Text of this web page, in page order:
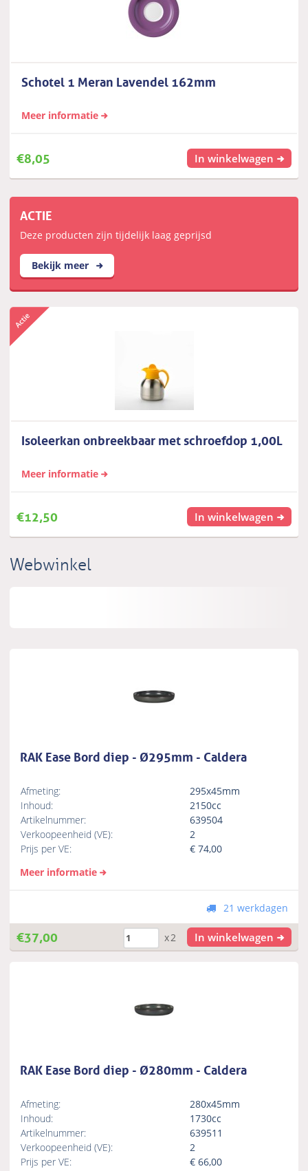
Schotel 1 Meran Lavendel 162mm
Meer informatie
€8,05 In winkelwagen
ACTIE
Deze producten zijn tijdelijk laag geprijsd
Bekijk meer
Isoleerkan onbreekbaar met schroefdop 1,00L
Meer informatie
€12,50 In winkelwagen
Webwinkel
RAK Ease Bord diep - Ø295mm - Caldera
Afmeting:
295x45mm
Inhoud:
2150cc
Artikelnummer:
639504
Verkoopeenheid (VE):
2
Prijs per VE:
€74,00
Meer informatie
21 werkdagen
€37,00 x2 In winkelwagen
RAK Ease Bord diep - Ø280mm - Caldera
Afmeting:
280x45mm
Inhoud:
1730cc
Artikelnummer:
639511
Verkoopeenheid (VE):
2
Prijs per VE:
€66,00